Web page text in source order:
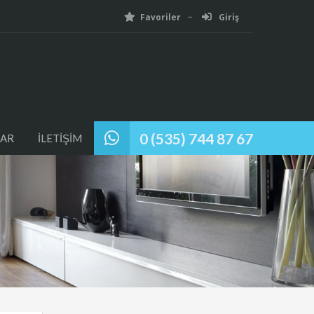
Favoriler Giriş
0 (535) 744 87 67
İLETİŞİM